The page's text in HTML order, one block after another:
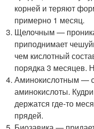
корней и теряют
примерно 1 месяц.
Щелочным —
приподнимает
чем кислотный
порядка 3 месяцев.
Аминокислотным —
аминокислоты.
держатся где-то
прядей.